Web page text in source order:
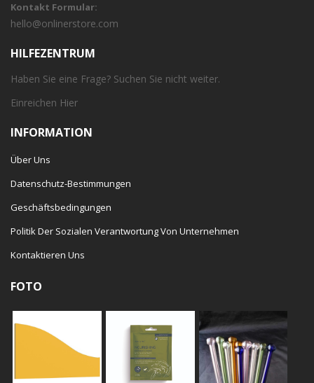
Kontakt Formular:
hello@onlinerstore.com
HILFEZENTRUM
Haben Sie eine Frage? Suchen Sie nicht weiter.
Einreichen Hier
INFORMATION
Über Uns
Datenschutz-Bestimmungen
Geschäftsbedingungen
Politik Der Sozialen Verantwortung Von Unternehmen
Kontaktieren Uns
FOTO